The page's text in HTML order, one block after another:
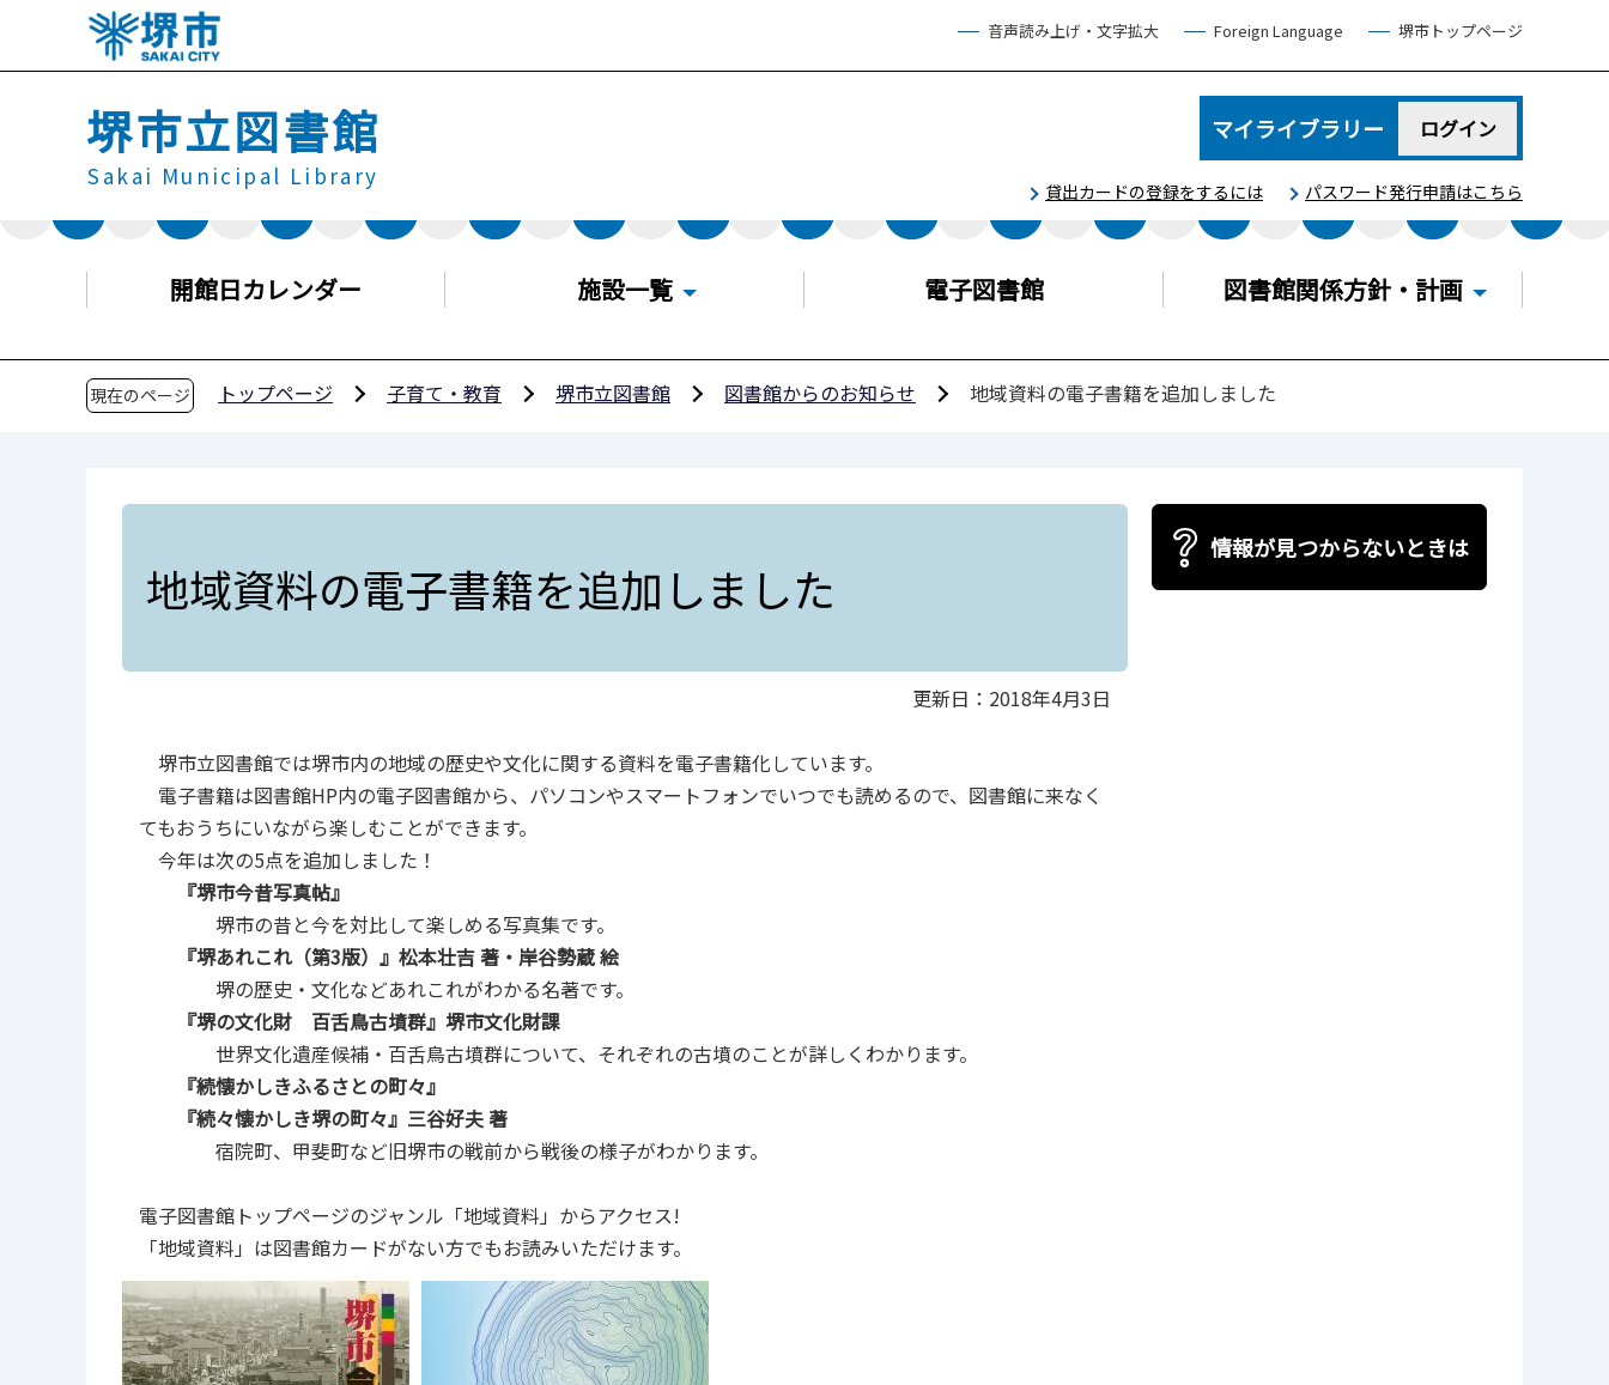
ペ
音声読み上げ・文字拡大 Foreign Language 堺市トップページ
堺市立図書館
Sakai Municipal Library
マイライブラリー ログイン
貸出カードの登録をするには パスワード発行申請はこちら
開館日カレンダー 施設一覧 電子図書館 図書館関係方針・計画
現在のページ トップページ 子育て・教育 堺市立図書館 図書館からのお知らせ 地域資料の電子書籍を追加しました
地域資料の電子書籍を追加しました
更新日：2018年4月3日
堺市立図書館では堺市内の地域の歴史や文化に関する資料を電子書籍化しています。
電子書籍は図書館HP内の電子図書館から、パソコンやスマートフォンでいつでも読めるので、図書館に来なく
てもおうちにいながら楽しむことができます。
今年は次の5点を追加しました！
『堺市今昔写真帖』
堺市の昔と今を対比して楽しめる写真集です。
『堺あれこれ（第3版）』松本壮吉 著・岸谷勢蔵 絵
堺の歴史・文化などあれこれがわかる名著です。
『堺の文化財 百舌鳥古墳群』堺市文化財課
世界文化遺産候補・百舌鳥古墳群について、それぞれの古墳のことが詳しくわかります。
『続懐かしきふるさとの町々』
『続々懐かしき堺の町々』三谷好夫 著
宿院町、甲斐町など旧堺市の戦前から戦後の様子がわかります。
電子図書館トップページのジャンル「地域資料」からアクセス!
「地域資料」は図書館カードがない方でもお読みいただけます。
情報が見つからないときは